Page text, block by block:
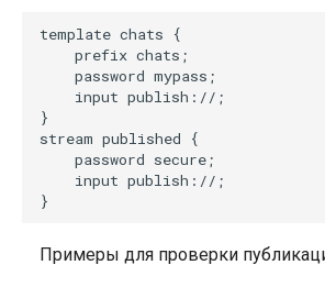
template chats {
    prefix chats;
    password mypass;
    input publish://;
}
stream published {
    password secure;
    input publish://;
Примеры для проверки